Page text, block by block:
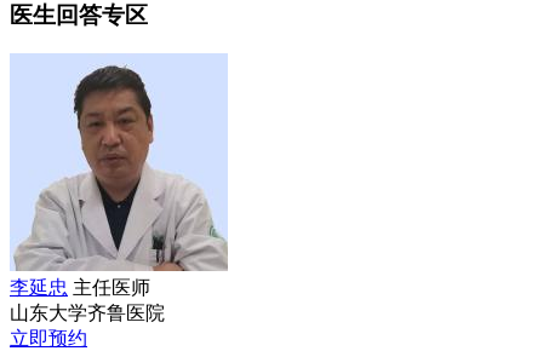
医生回答专区
李延忠 主任医师
山东大学齐鲁医院
立即预约